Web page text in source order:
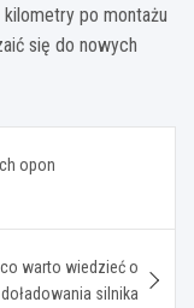
po montażu
się do nowych
opon
warto wiedzieć o
silnika